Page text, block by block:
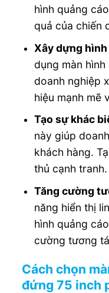
hình quảng
quả của chiến
Xây dựng
dụng màn
doanh nghiệp
hiệu mạnh mẽ
Tạo sự khác
này giúp
khách hàng.
thủ cạnh tranh.
Tăng cường
năng hiển thị
hình quảng
cường tương
Cách chọn
đứng 75 inch